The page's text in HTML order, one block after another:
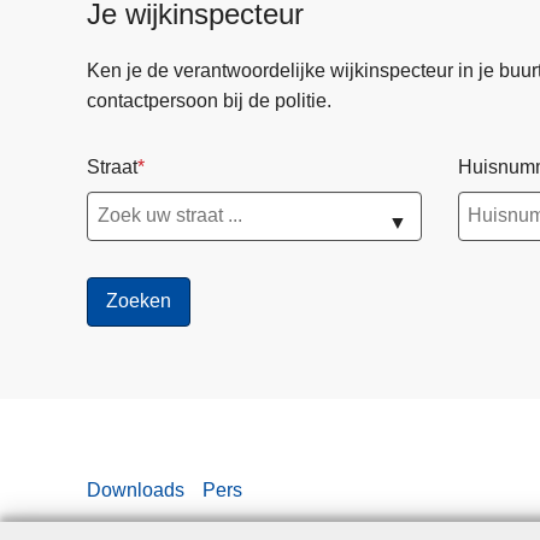
Je wijkinspecteur
Ken je de verantwoordelijke wijkinspecteur in je
contactpersoon bij de politie.
Straat
▼
Downloads Pers